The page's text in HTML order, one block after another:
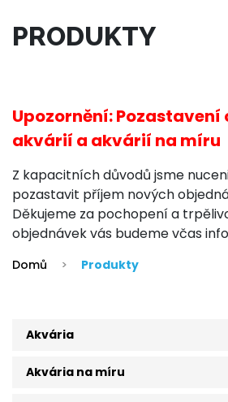
PRODUKTY
Upozornění:
akvárií a akvárií na míru
Z kapacitních důvodů jsme
pozastavit příjem nových
Děkujeme za pochopení a
objednávek vás budeme včas
Domů > Produkty
Akvária
Akvária na míru